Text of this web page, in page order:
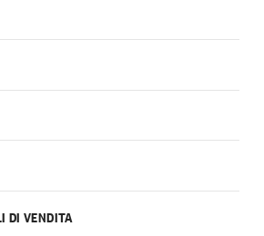
DI VENDITA